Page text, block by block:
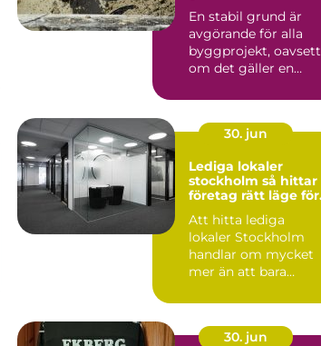
En stabil grund är
avgörande för alla
byggprojekt, oavsett
om det gäller en
attefall...
30. jun
Lediga lokaler
stockholm så hittar
företag rätt läge för
Att hitta lediga
lokaler Stockholm
handlar om mycket
mer än att bara
en hyra. För ...
30. jun